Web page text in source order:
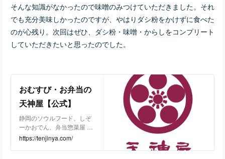
そんな知識がなかったので味噌のみつけていただきました。それ
でも充分美味しかったのですが、やはりダシ粉をかけずに食べた
のが心残り。次回はぜひ、ダシ粉・味噌・からしをコンプリート
していただきたいと思ったのでした。
おむすび・お弁当の
天神屋【公式】
静岡のソウルフード、しぞ
ーかおでん、弁当惣菜屋 天
神屋の公式ウェブサイトで
す。人生を少しだけ晴やか
にする、ハレの日の食事を
https://tenjinya.com/